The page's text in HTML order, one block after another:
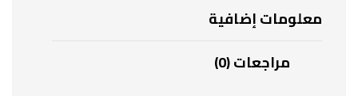
معلومات إضافية
مراجعات (0)